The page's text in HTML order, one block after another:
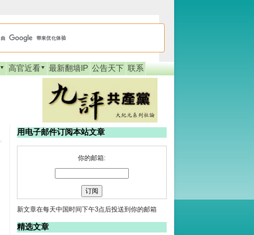
高官近看 最新翻墙IP 公告天下 联系
用电子邮件订阅本站文章
你的邮箱:
新文章在每天中国时间下午3点后投送到你的邮箱
精选文章